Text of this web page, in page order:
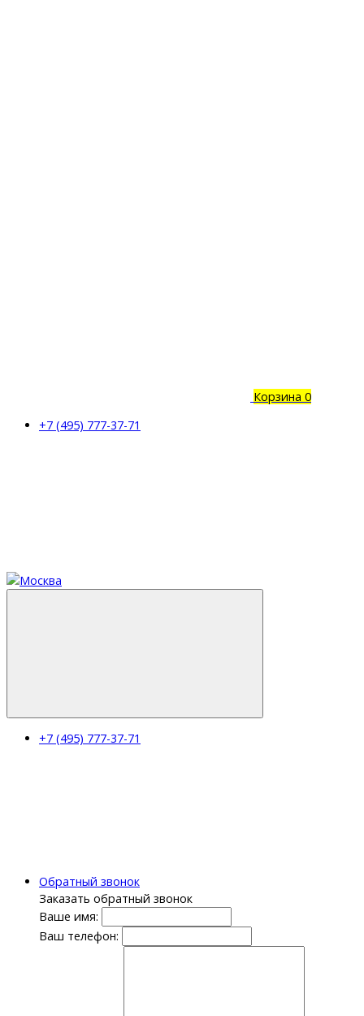
Корзина 0
+7 (495) 777-37-71
+7 (495) 777-37-71
Обратный звонок
Заказать обратный звонок
Ваше имя:
Ваш телефон: